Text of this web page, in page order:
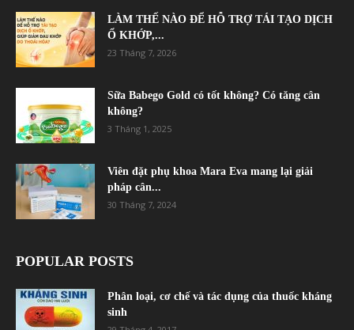
LÀM THẾ NÀO ĐỂ HỖ TRỢ TÁI TẠO DỊCH
Ổ KHỚP,...
23 Tháng 7, 2026
Sữa Babego Gold có tốt không? Có tăng cân
không?
3 Tháng 1, 2025
Viên đặt phụ khoa Mara Eva mang lại giải
pháp cân...
30 Tháng 7, 2024
POPULAR POSTS
Phân loại, cơ chế và tác dụng của thuốc kháng
sinh